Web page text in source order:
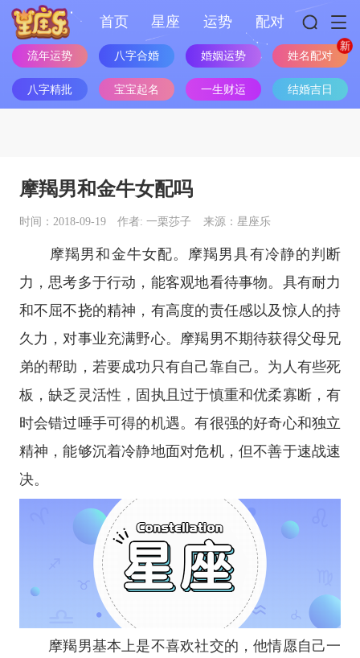
首页 星座 运势 配对
流年运势 八字合婚 婚姻运势 姓名配对
八字精批 宝宝起名 一生财运 结婚吉日
摩羯男和金牛女配吗
时间：2018-09-19 作者: 一栗莎子 来源：星座乐
摩羯男和金牛女配。摩羯男具有冷静的判断
力，思考多于行动，能客观地看待事物。具有耐力
和不屈不挠的精神，有高度的责任感以及惊人的持
久力，对事业充满野心。摩羯男不期待获得父母兄
弟的帮助，若要成功只有自己靠自己。为人有些死
板，缺乏灵活性，固执且过于慎重和优柔寡断，有
时会错过唾手可得的机遇。有很强的好奇心和独立
精神，能够沉着冷静地面对危机，但不善于速战速
决。
摩羯男基本上是不喜欢社交的，他情愿自己一